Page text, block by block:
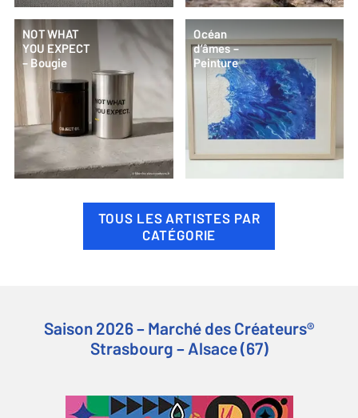
NOT WHAT
YOU EXPECT
– Bougie
Océan
d’âmes –
Peinture
TOUS LES ARTISTES PAR
CATÉGORIE
Saison 2026 – Marché des Créateurs®
Strasbourg – Alsace (67)